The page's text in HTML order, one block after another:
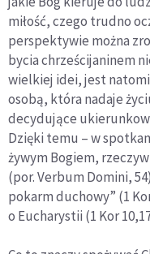
miłość, czego trudno
perspektywie można
bycia chrześcijaninem
wielkiej idei, jest
osobą, która nadaje
decydujące
Dzięki temu – w
żywym Bogiem,
(por. Verbum Domini,
pokarm duchowy” (1
o Eucharystii (1 Kor